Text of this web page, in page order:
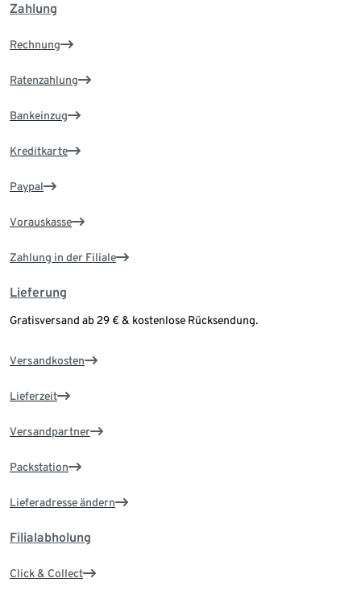
Zahlung
Rechnung
Ratenzahlung
Bankeinzug
Kreditkarte
Paypal
Vorauskasse
Zahlung in der Filiale
Lieferung
Gratisversand ab 29 € & kostenlose Rücksendung.
Versandkosten
Lieferzeit
Versandpartner
Packstation
Lieferadresse ändern
Filialabholung
Click & Collect